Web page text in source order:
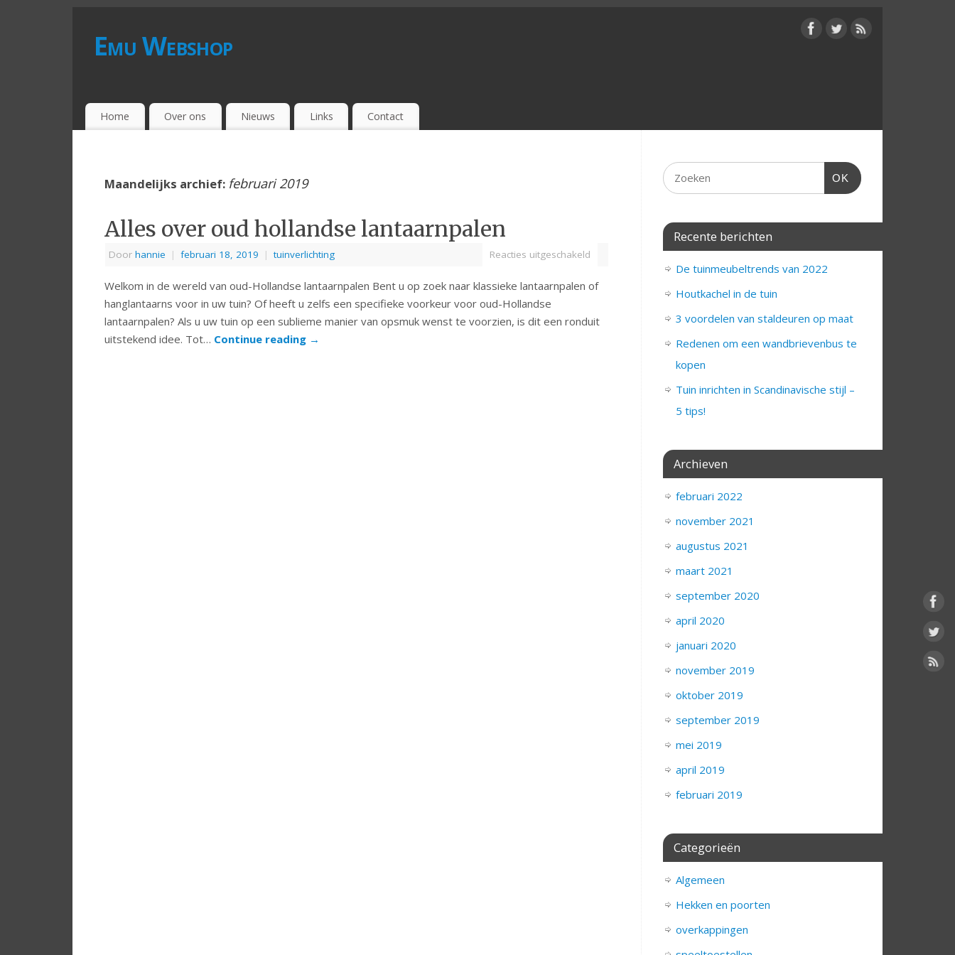
Emu Webshop
Home Over ons Nieuws Links Contact
Maandelijks archief: februari 2019
Alles over oud hollandse lantaarnpalen
Door hannie | februari 18, 2019 | tuinverlichting Reacties uitgeschakeld
Welkom in de wereld van oud-Hollandse lantaarnpalen Bent u op zoek naar klassieke lantaarnpalen of
hanglantaarns voor in uw tuin? Of heeft u zelfs een specifieke voorkeur voor oud-Hollandse
lantaarnpalen? Als u uw tuin op een sublieme manier van opsmuk wenst te voorzien, is dit een ronduit
uitstekend idee. Tot… Continue reading →
OK
Recente berichten
De tuinmeubeltrends van 2022
Houtkachel in de tuin
3 voordelen van staldeuren op maat
Redenen om een wandbrievenbus te
kopen
Tuin inrichten in Scandinavische stijl –
5 tips!
Archieven
februari 2022
november 2021
augustus 2021
maart 2021
september 2020
april 2020
januari 2020
november 2019
oktober 2019
september 2019
mei 2019
april 2019
februari 2019
Categorieën
Algemeen
Hekken en poorten
overkappingen